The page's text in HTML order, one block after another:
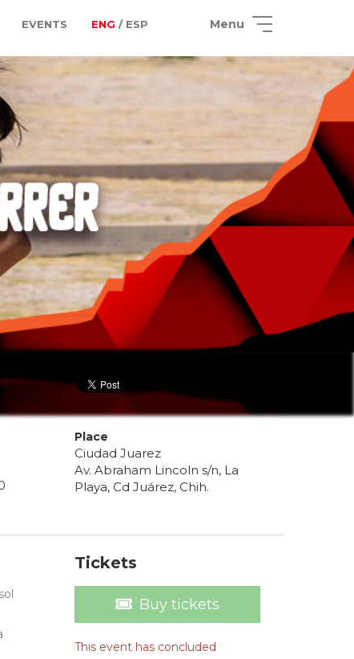
EVENTS ENG / ESP Menu
Place
Ciudad Juarez
Av. Abraham Lincoln s/n, La
Playa, Cd Juárez, Chih.
Tickets
Buy tickets
This event has concluded